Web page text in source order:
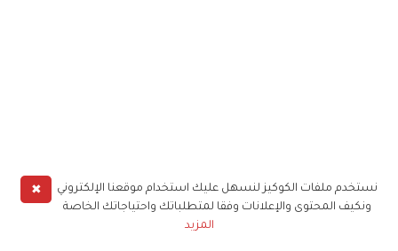
✖
نستخدم ملفات الكوكيز لنسهل عليك استخدام موقعنا الإلكتروني
ونكيف المحتوى والإعلانات وفقا لمتطلباتك واحتياجاتك الخاصة
المزيد